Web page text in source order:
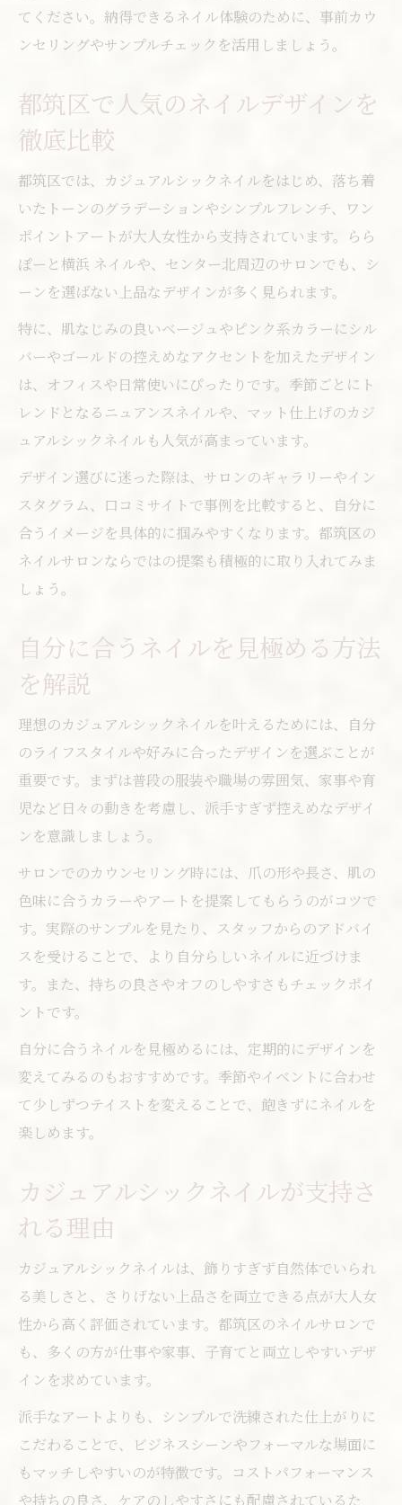
てください。納得できるネイル体験のために、事前カウ
ンセリングやサンプルチェックを活用しましょう。
都筑区で人気のネイルデザインを
徹底比較
都筑区では、カジュアルシックネイルをはじめ、落ち着
いたトーンのグラデーションやシンプルフレンチ、ワン
ポイントアートが大人女性から支持されています。らら
ぽーと横浜 ネイルや、センター北周辺のサロンでも、シ
ーンを選ばない上品なデザインが多く見られます。
特に、肌なじみの良いベージュやピンク系カラーにシル
バーやゴールドの控えめなアクセントを加えたデザイン
は、オフィスや日常使いにぴったりです。季節ごとにト
レンドとなるニュアンスネイルや、マット仕上げのカジ
ュアルシックネイルも人気が高まっています。
デザイン選びに迷った際は、サロンのギャラリーやイン
スタグラム、口コミサイトで事例を比較すると、自分に
合うイメージを具体的に掴みやすくなります。都筑区の
ネイルサロンならではの提案も積極的に取り入れてみま
しょう。
自分に合うネイルを見極める方法
を解説
理想のカジュアルシックネイルを叶えるためには、自分
のライフスタイルや好みに合ったデザインを選ぶことが
重要です。まずは普段の服装や職場の雰囲気、家事や育
児など日々の動きを考慮し、派手すぎず控えめなデザイ
ンを意識しましょう。
サロンでのカウンセリング時には、爪の形や長さ、肌の
色味に合うカラーやアートを提案してもらうのがコツで
す。実際のサンプルを見たり、スタッフからのアドバイ
スを受けることで、より自分らしいネイルに近づけま
す。また、持ちの良さやオフのしやすさもチェックポイ
ントです。
自分に合うネイルを見極めるには、定期的にデザインを
変えてみるのもおすすめです。季節やイベントに合わせ
て少しずつテイストを変えることで、飽きずにネイルを
楽しめます。
カジュアルシックネイルが支持さ
れる理由
カジュアルシックネイルは、飾りすぎず自然体でいられ
る美しさと、さりげない上品さを両立できる点が大人女
性から高く評価されています。都筑区のネイルサロンで
も、多くの方が仕事や家事、子育てと両立しやすいデザ
インを求めています。
派手なアートよりも、シンプルで洗練された仕上がりに
こだわることで、ビジネスシーンやフォーマルな場面に
もマッチしやすいのが特徴です。コストパフォーマンス
や持ちの良さ、ケアのしやすさにも配慮されているた